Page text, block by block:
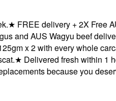
delivery + 2X Free AUS
AUS Wagyu beef delivered
2 with every whole carcass★
Delivered fresh within 1 hour
because you deserve